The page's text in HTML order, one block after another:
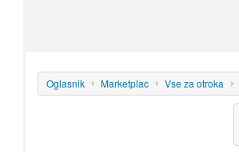
Oglasnik Marketplac Vse za otroka